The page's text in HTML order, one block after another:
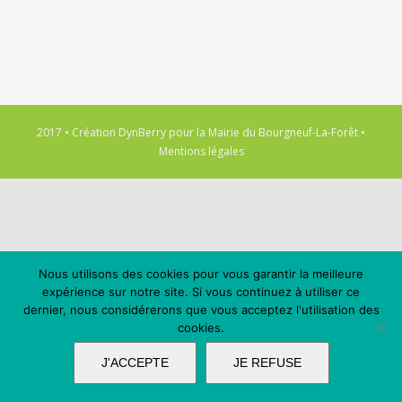
2017 • Création DynBerry pour la Mairie du Bourgneuf-La-Forêt •
Mentions légales
Nous utilisons des cookies pour vous garantir la meilleure
expérience sur notre site. Si vous continuez à utiliser ce
dernier, nous considérerons que vous acceptez l'utilisation des
cookies.
J'ACCEPTE JE REFUSE